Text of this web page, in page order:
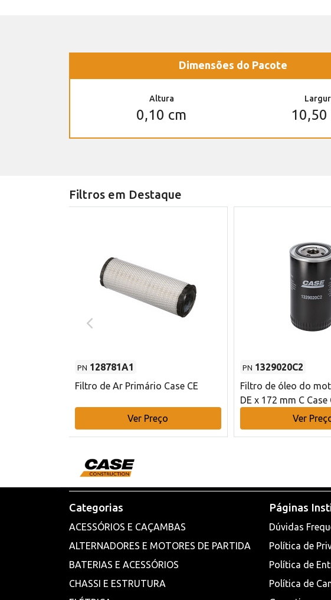
Dimensões do Pacote
Altura
0,10 cm 10,50
Filtros em Destaque
PN 128781A1
Filtro de Ar Primário Case CE
Ver Preço
PN 1329020C2
Filtro de óleo do
DE x 172 mm C Case
Ver
Categorias
ACESSÓRIOS E CAÇAMBAS
ALTERNADORES E MOTORES DE PARTIDA
BATERIAS E ACESSÓRIOS
CHASSI E ESTRUTURA
Páginas
Dúvidas
Política de
Política de
Política de